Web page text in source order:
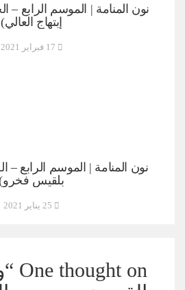
إبتهاج العالي)
بلقيس
One thought on “